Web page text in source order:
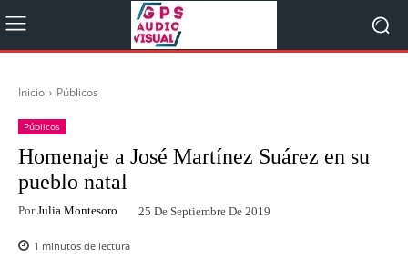
Inicio Públicos
Públicos
Homenaje a José Martínez Suárez en su
pueblo natal
Por Julia Montesoro 25 De Septiembre De 2019
1 minutos de lectura